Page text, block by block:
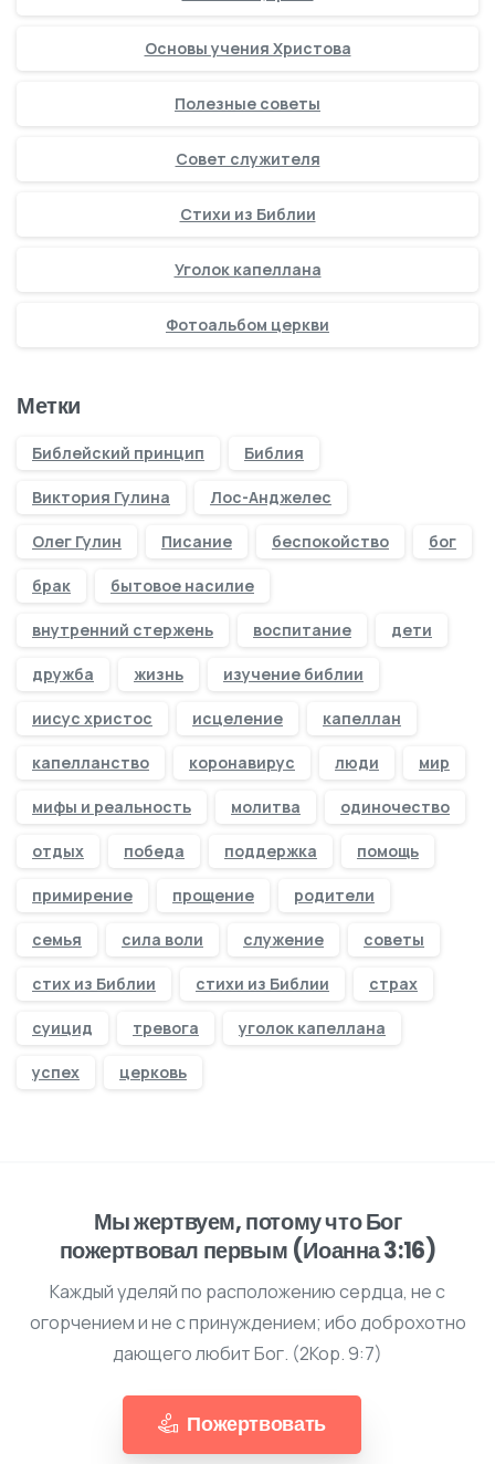
Основы учения Христова
Полезные советы
Совет служителя
Стихи из Библии
Уголок капеллана
Фотоальбом церкви
Метки
Библейский принцип Библия
Виктория Гулина Лос-Анджелес
Олег Гулин Писание беспокойство бог
брак бытовое насилие
внутренний стержень воспитание дети
дружба жизнь изучение библии
иисус христос исцеление капеллан
капелланство коронавирус люди мир
мифы и реальность молитва одиночество
отдых победа поддержка помощь
примирение прощение родители
семья сила воли служение советы
стих из Библии стихи из Библии страх
суицид тревога уголок капеллана
успех церковь
Мы жертвуем, потому что Бог
пожертвовал первым (Иоанна 3:16)
Каждый уделяй по расположению сердца, не с
огорчением и не с принуждением; ибо доброхотно
дающего любит Бог. (2Кор. 9:7)
Пожертвовать